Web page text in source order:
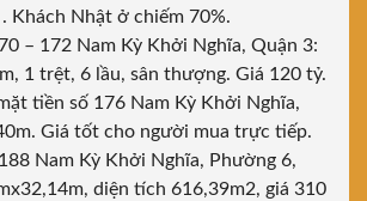
Khách Nhật ở chiếm 70%.
– 172 Nam Kỳ Khởi Nghĩa, Quận 3:
1 trệt, 6 lầu, sân thượng. Giá 120 tỷ.
tiền số 176 Nam Kỳ Khởi Nghĩa,
Giá tốt cho người mua trực tiếp.
Nam Kỳ Khởi Nghĩa, Phường 6,
diện tích 616,39m2, giá 310